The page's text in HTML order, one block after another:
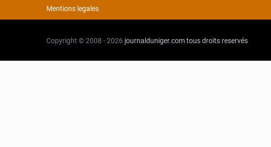
Mentions legales
Copyright © 2008 - 2026 journalduniger.comtous droits reservés